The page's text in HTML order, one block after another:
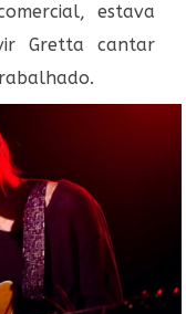
estava
Gretta cantar